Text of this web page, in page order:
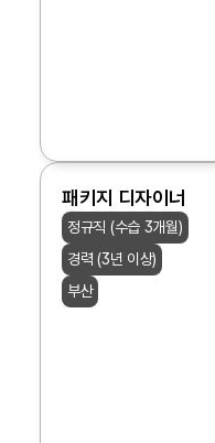
패키지 디자이너
정규직 (수습 3개월)
경력 (3년 이상)
부산